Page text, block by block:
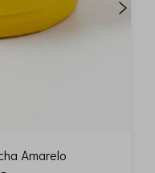
Amarelo